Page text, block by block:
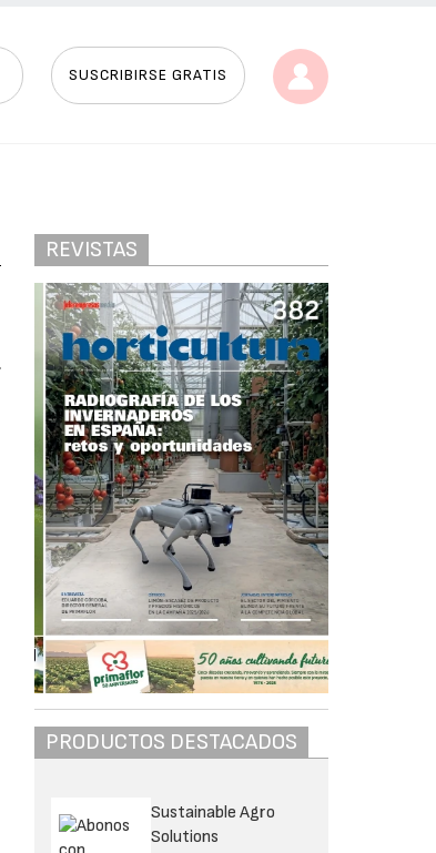
SUSCRIBIRSE GRATIS
REVISTAS
PRODUCTOS DESTACADOS
Sustainable Agro
Solutions